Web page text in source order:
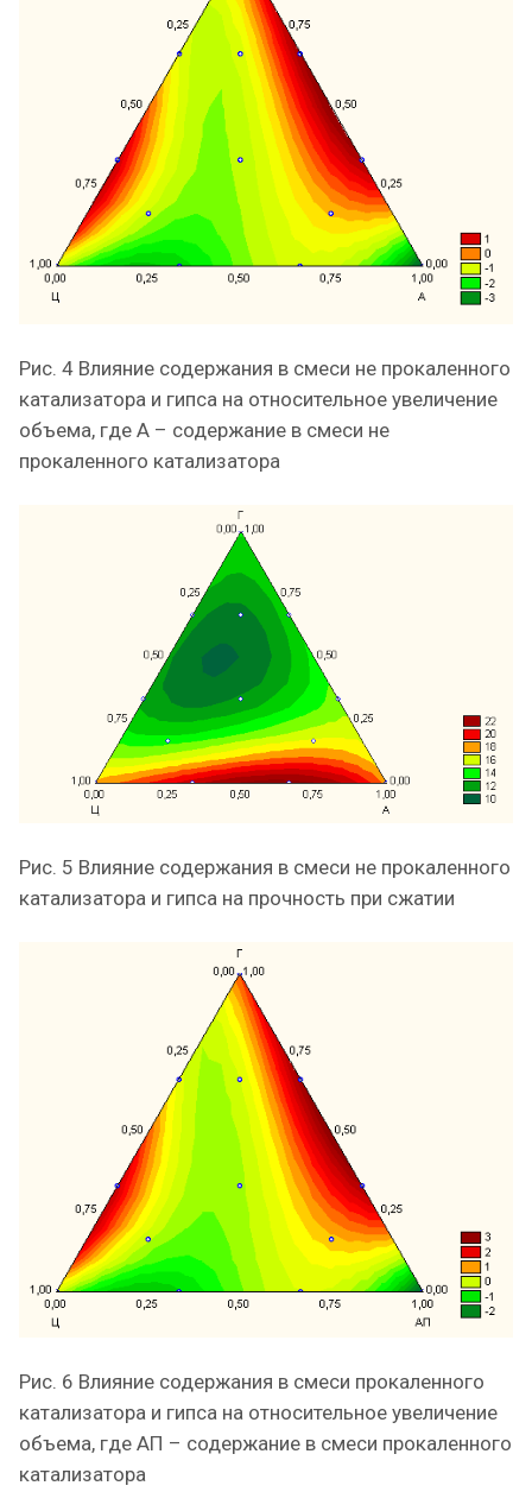
Рис. 4 Влияние содержания в смеси не прокаленного
катализатора и гипса на относительное увеличение
объема, где А – содержание в смеси не
прокаленного катализатора
Рис. 5 Влияние содержания в смеси не прокаленного
катализатора и гипса на прочность при сжатии
Рис. 6 Влияние содержания в смеси прокаленного
катализатора и гипса на относительное увеличение
объема, где АП – содержание в смеси прокаленного
катализатора